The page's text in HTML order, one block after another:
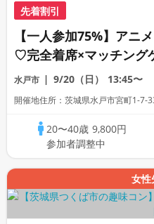
先着割引
【一人参加75%】アニ
♡完全着席×マッチング
コン
水戸市 9/20（日） 13:45〜
開催地住所：茨城県水戸市宮町1-7-
20〜40歳 9,800円
参加者調整中
女性